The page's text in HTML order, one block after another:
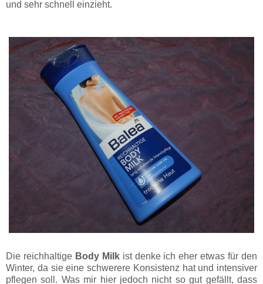
und sehr schnell einzieht.
Die reichhaltige Body Milkist denke ich eher etwas für den
Winter, da sie eine schwerere Konsistenz hat und intensiver
pflegen soll. Was mir hier jedoch nicht so gut gefällt, dass